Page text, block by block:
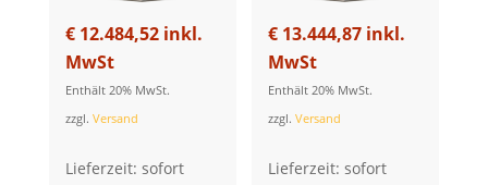
€12.484,52 inkl.
MwSt
Enthält 20% MwSt.
zzgl. Versand
Lieferzeit: sofort
€ 13.444,87 inkl.
MwSt
Enthält 20% MwSt.
zzgl.Versand
Lieferzeit: sofort